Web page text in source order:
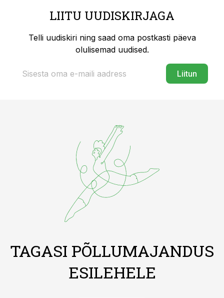
LIITU UUDISKIRJAGA
Telli uudiskiri ning saad oma postkasti päeva
olulisemad uudised.
Liitun
TAGASI PÕLLUMAJANDUS
ESILEHELE